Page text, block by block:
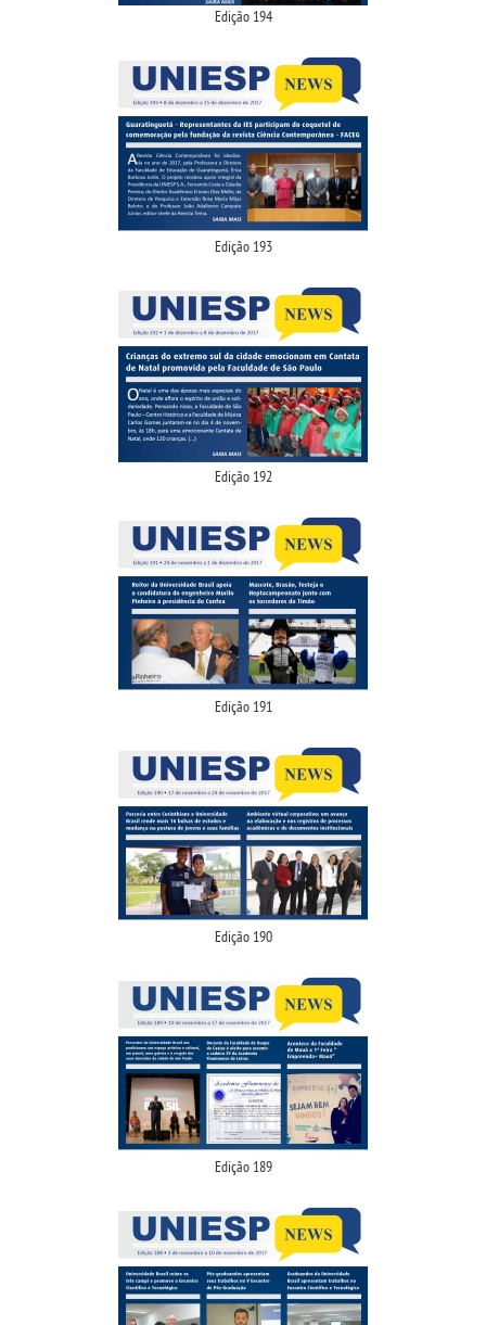
Edição 194
Edição 193
Edição 192
Edição 191
Edição 190
Edição 189